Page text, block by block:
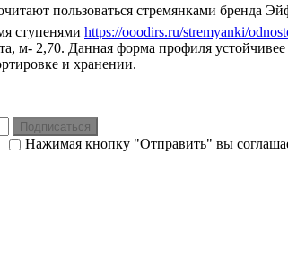
пользоваться стремянками бренда
ступенями https://ooodirs.ru/stremyanki/
м- 2,70. Данная форма профиля
и хранении.
Подписаться
Нажимая кнопку "Отправить" вы